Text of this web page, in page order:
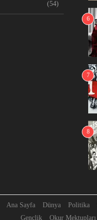
(54)
6
7
8
Ana Sayfa Dünya Politika
Gençlik
Okur Mektupları